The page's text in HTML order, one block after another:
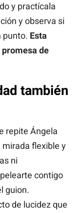
y practícala
y observa si
punto. Esta
de
también
repite Ángela
mirada flexible y
ni
contigo
guion.
de lucidez que